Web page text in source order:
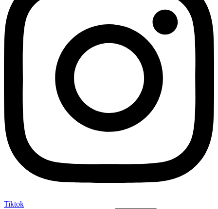
Tiktok